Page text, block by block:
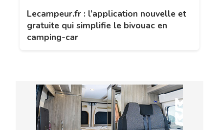
Lecampeur.fr : l’application nouvelle et
gratuite qui simplifie le bivouac en
camping-car